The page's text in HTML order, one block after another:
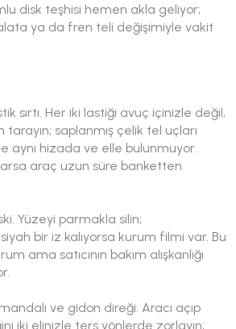
disk teşhisi hemen akla geliyor;
ya da fren teli değişimiyle vakit
sırtı. Her iki lastiği avuç içinizle değil,
saplanmış çelik tel uçları
aynı hizada ve elle bulunmuyor.
araç uzun süre banketten
Yüzeyi parmakla silin;
bir iz kalıyorsa kurum filmi var. Bu
ama satıcının bakım alışkanlığı
ve gidon direği. Aracı açıp
iki elinizle ters yönlerde zorlayın;